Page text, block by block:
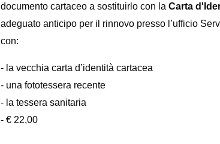
documento cartaceo a sostituirlo con la Carta
adeguato anticipo per il rinnovo presso l’ufficio
con:
- la vecchia carta d’identità cartacea
- una fototessera recente
- la tessera sanitaria
- € 22,00